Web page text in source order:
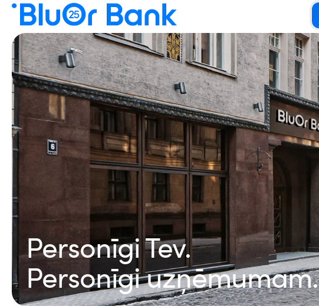
Personīgi Tev.
Personīgi uzņēmumam.